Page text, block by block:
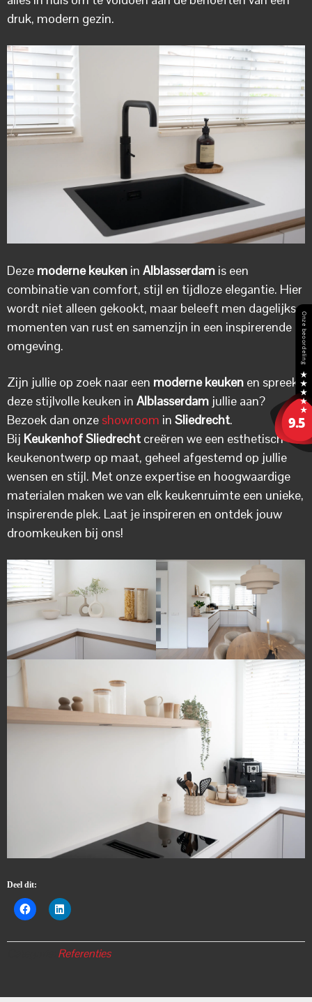
druk, modern gezin.
Deze moderne keuken in Alblasserdam is een
combinatie van comfort, stijl en tijdloze elegantie. Hier
wordt niet alleen gekookt, maar beleeft men dagelijkse
momenten van rust en samenzijn in een inspirerende
omgeving.
Zijn jullie op zoek naar een moderne keuken en spreekt
deze stijlvolle keuken in Alblasserdam jullie aan?
Bezoek dan onze showroom in Sliedrecht.
Bij Keukenhof Sliedrechtcreëren we een esthetisch
keukenontwerp op maat, geheel afgestemd op jullie
wensen en stijl. Met onze expertise en hoogwaardige
materialen maken we van elk keukenruimte een unieke,
inspirerende plek. Laat je inspireren en ontdek jouw
droomkeuken bij ons!
Deel dit:
Referenties